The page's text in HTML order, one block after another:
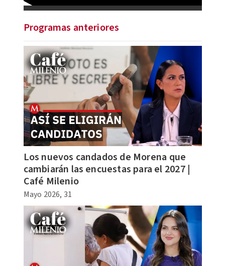
Programas anteriores
Los nuevos candados de Morena que
cambiarán las encuestas para el 2027 |
Café Milenio
Mayo 2026, 31